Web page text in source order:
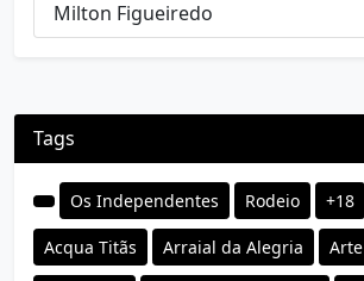
Milton Figueiredo
Tags
Os Independentes Rodeio +18
Acqua Titãs Arraial da Alegria Arte